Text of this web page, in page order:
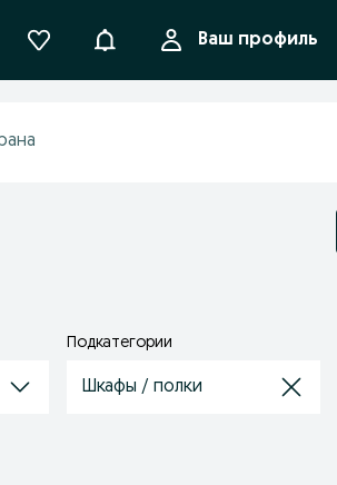
УведомленияВаш профиль
Подкатегории
Шкафы / полки